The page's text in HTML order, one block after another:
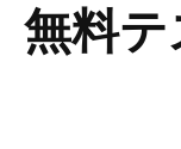
無料テ